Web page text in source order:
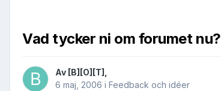
Vad tycker ni om forumet nu?
Av [B][O][T]
6 maj, 2006 i Feedback och idéer